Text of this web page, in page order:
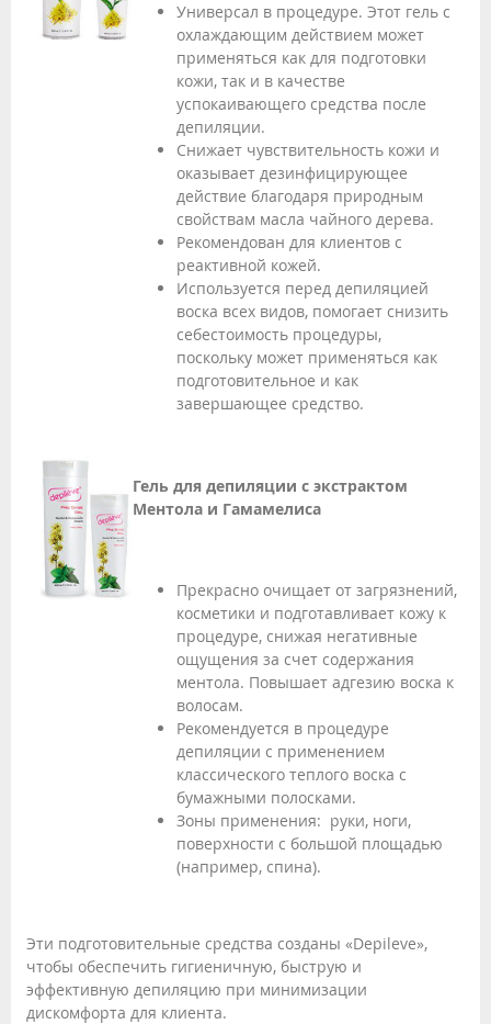
Универсал в процедуре. Этот гель с
охлаждающим действием может
применяться как для подготовки
кожи, так и в качестве
успокаивающего средства после
депиляции.
Снижает чувствительность кожи и
оказывает дезинфицирующее
действие благодаря природным
свойствам масла чайного дерева.
Рекомендован для клиентов с
реактивной кожей.
Используется перед депиляцией
воска всех видов, помогает снизить
себестоимость процедуры,
поскольку может применяться как
подготовительное и как
завершающее средство.
Гель для депиляции с экстрактом
Ментола и Гамамелиса
Прекрасно очищает от загрязнений,
косметики и подготавливает кожу к
процедуре, снижая негативные
ощущения за счет содержания
ментола. Повышает адгезию воска к
волосам.
Рекомендуется в процедуре
депиляции с применением
классического теплого воска с
бумажными полосками.
Зоны применения: руки, ноги,
поверхности с большой площадью
(например, спина).
Эти подготовительные средства созданы «Depileve»,
чтобы обеспечить гигиеничную, быструю и
эффективную депиляцию при минимизации
дискомфорта для клиента.